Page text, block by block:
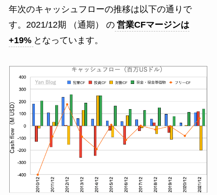
年次のキャッシュフローの推移は以下の通りで
す。2021/12期 （通期） の 営業CFマージンは
+19% となっています。